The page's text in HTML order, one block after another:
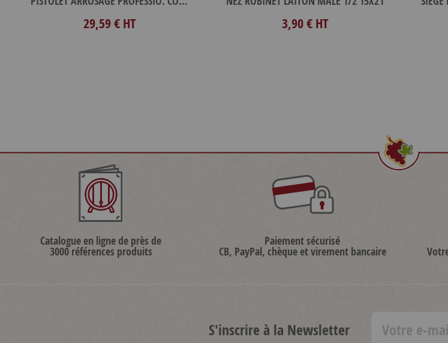
29,59 € HT 3,90 € HT
Catalogue en ligne de près de
3000 références produits
Paiement sécurisé
CB, PayPal, chèque et virement bancaire
S'inscrire à la Newsletter